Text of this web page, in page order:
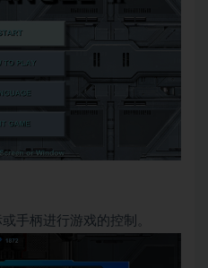
手柄进行游戏的控制。